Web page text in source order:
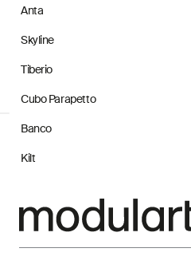
Anta
Skyline
Tiberio
Cubo Parapetto
Banco
Kilt